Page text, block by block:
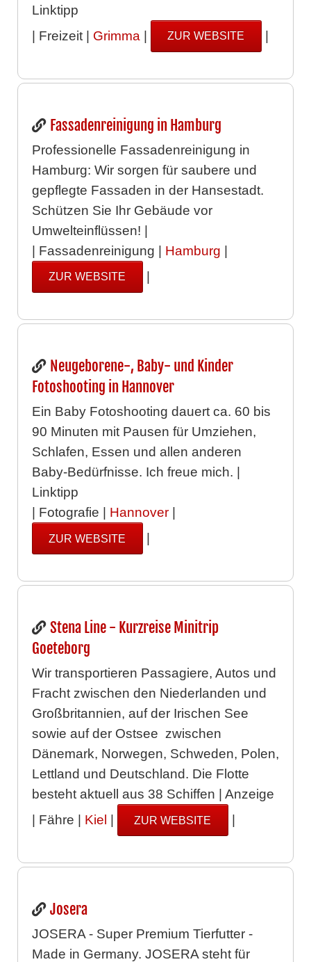
Linktipp
| Freizeit | Grimma | ZUR WEBSITE |
Fassadenreinigung in Hamburg
Professionelle Fassadenreinigung in
Hamburg: Wir sorgen für saubere und
gepflegte Fassaden in der Hansestadt.
Schützen Sie Ihr Gebäude vor
Umwelteinflüssen! |
| Fassadenreinigung | Hamburg
ZUR WEBSITE |
Neugeborene-, Baby- und Kinder
Fotoshooting in Hannover
Ein Baby Fotoshooting dauert ca. 60 bis
90 Minuten mit Pausen für Umziehen,
Schlafen, Essen und allen anderen
Baby-Bedürfnisse. Ich freue mich. |
Linktipp
| Fotografie | Hannover|
ZUR WEBSITE |
Stena Line - Kurzreise Minitrip
Goeteborg
Wir transportieren Passagiere, Autos und
Fracht zwischen den Niederlanden und
Großbritannien, auf der Irischen See
sowie auf der Ostsee zwischen
Dänemark, Norwegen, Schweden, Polen,
Lettland und Deutschland. Die Flotte
besteht aktuell aus 38 Schiffen | Anzeige
| Fähre | Kiel | ZUR WEBSITE |
Josera
JOSERA - Super Premium Tierfutter -
Made in Germany. JOSERA steht für